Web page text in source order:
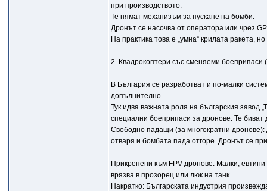
при производството.
Те нямат механизъм за пускане на бомби.
Дронът се насочва от оператора или чрез
На практика това е „умна“ крилата ракета,
2. Квадрокоптери със сменяеми боеприпаси
В България се разработват и по-малки
допълнително.
Тук идва важната роля на българския завод
специални боеприпаси за дронове. Те биват
Свободно падащи (за многократни
отваря и бомбата пада отгоре. Дронът се
Прикрепени към FPV дронове: Малки,
врязва в прозорец или люк на танк.
Накратко: Българската индустрия